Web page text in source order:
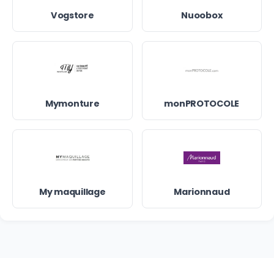
Vogstore Nuoobox
Mymonture monPROTOCOLE
My maquillage Marionnaud